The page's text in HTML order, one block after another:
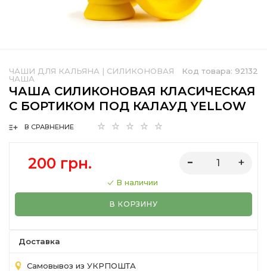
Код товара: 92132
ЧАШИ ДЛЯ КАЛЬЯНА | СИЛИКОНОВАЯ
ЧАША
ЧАША СИЛИКОНОВАЯ КЛАСИЧЕСКАЯ
С БОРТИКОМ ПОД КАЛАУД YELLOW
В СРАВНЕНИЕ
200 грн.
В наличии
В КОРЗИНУ
Доставка
Самовывоз из УКРПОШТА